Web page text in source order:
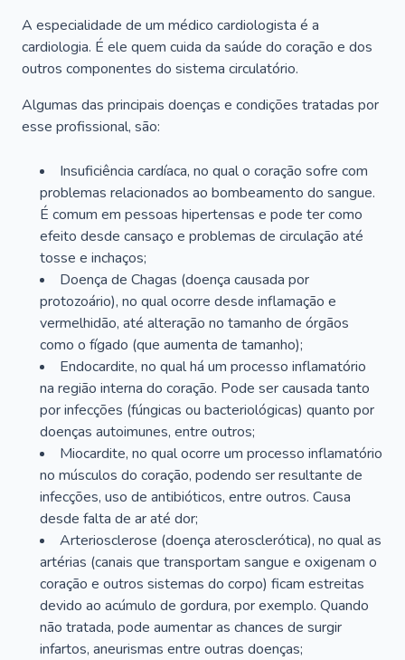
A especialidade de um médico cardiologista é a
cardiologia. É ele quem cuida da saúde do coração e dos
outros componentes do sistema circulatório.
Algumas das principais doenças e condições tratadas por
esse profissional, são:
Insuficiência cardíaca, no qual o coração sofre com
problemas relacionados ao bombeamento do sangue.
É comum em pessoas hipertensas e pode ter como
efeito desde cansaço e problemas de circulação até
tosse e inchaços;
Doença de Chagas (doença causada por
protozoário), no qual ocorre desde inflamação e
vermelhidão, até alteração no tamanho de órgãos
como o fígado (que aumenta de tamanho);
Endocardite, no qual há um processo inflamatório
na região interna do coração. Pode ser causada tanto
por infecções (fúngicas ou bacteriológicas) quanto por
doenças autoimunes, entre outros;
Miocardite, no qual ocorre um processo inflamatório
no músculos do coração, podendo ser resultante de
infecções, uso de antibióticos, entre outros. Causa
desde falta de ar até dor;
Arteriosclerose (doença aterosclerótica), no qual as
artérias (canais que transportam sangue e oxigenam o
coração e outros sistemas do corpo) ficam estreitas
devido ao acúmulo de gordura, por exemplo. Quando
não tratada, pode aumentar as chances de surgir
infartos, aneurismas entre outras doenças;